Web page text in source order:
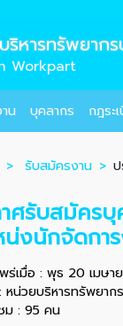
ริหารทรัพยาก
Workpart
น บุคลากร กฎระ
รับสมัครงาน
าศรับสมัคร
น่งนักจัดกา
ร่เมื่อ : พุธ 20 เมษา
หน่วยบริหารทรัพยาก
ม : 95 คน